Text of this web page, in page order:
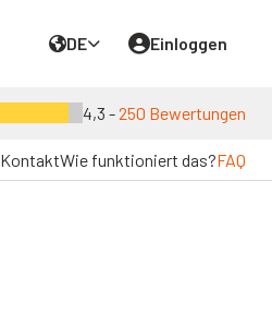
DE Einloggen
4,3 -250 Bewertungen
KontaktWie funktioniert das?FAQ